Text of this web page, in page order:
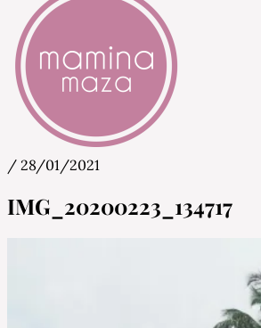
Mamina Maza
/ 28/01/2021
IMG_20200223_134717